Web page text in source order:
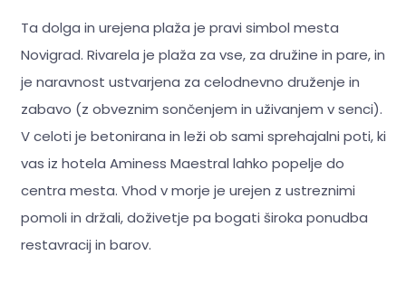
Ta dolga in urejena plaža je pravi simbol mesta
Novigrad. Rivarela je plaža za vse, za družine in pare, in
je naravnost ustvarjena za celodnevno druženje in
zabavo (z obveznim sončenjem in uživanjem v senci).
V celoti je betonirana in leži ob sami sprehajalni poti, ki
vas iz hotela Aminess Maestral lahko popelje do
centra mesta. Vhod v morje je urejen z ustreznimi
pomoli in držali, doživetje pa bogati široka ponudba
restavracij in barov.